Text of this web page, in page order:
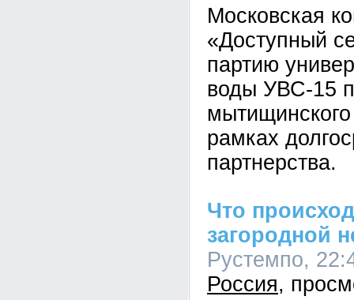
Московская
«Доступный
партию
воды УВС-15
рамках
партнерства.
Что
загородной
Рустемпо,
Россия